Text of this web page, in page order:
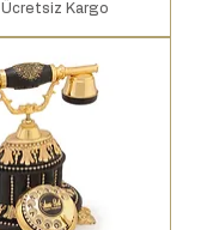
Ücretsiz Kargo